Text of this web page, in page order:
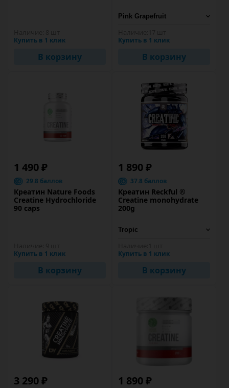
Купить в 1 клик
В корзину
Купить в 1 клик
В корзину
1 490 ₽
29.8 баллов
Креатин Nature Foods
Creatine Hydrochloride
90 caps
Купить в 1 клик
В корзину
1 890 ₽
37.8 баллов
Креатин Reckful ®
Creatine monohydrate
200g
Купить в 1 клик
В корзину
3 290 ₽ 1 890 ₽